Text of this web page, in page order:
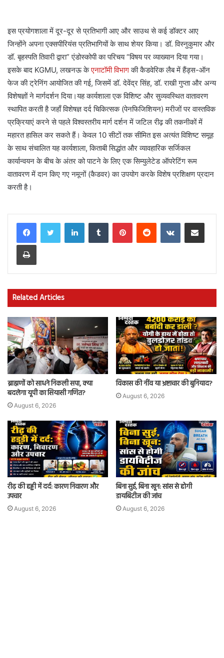
इस प्रयोगशाला में दूर-दूर से प्रतिभागी आए और साउथ से कई डॉक्टर आए
जिन्होंने अपना एक्सपीरियंस प्रतिभागियों के साथ शेयर किया। डॉ. विस्नुकुमार और
डॉ. बृहस्पति तिवारी द्वारा” एंडोस्कोपी का परिचय “विषय पर व्याख्यान दिया गया।
इसके बाद KGMU, लखनऊ केएनाटॉमी विभागकी कैडवेरिक लैब में हैंड्स-ऑन
फेज की ट्रेनिंग आयोजित की गई, जिसमें डॉ. देवेंद्र सिंह, डॉ. राखी गुप्ता और अन्य
विशेषज्ञों ने मार्गदर्शन दिया।यह कार्यशाला एक विशिष्ट और सुव्यवस्थित वातावरण
स्थापित करती है जहाँ विशेषज्ञ दर्द चिकित्सक (पेनफिजिशियन) मरीजों पर वास्तविक
प्रक्रियाएं करने से पहले विश्वस्तरीय मार्ग दर्शन में जटिल रीढ़ की तकनीकों में
महारत हासिल कर सकते हैं। केवल 10 सीटों तक सीमित इस अत्यंत विशिष्ट समूह
के साथ संचालित यह कार्यशाला, किताबी सिद्धांत और व्यावहारिक सर्जिकल
कार्यान्वयन के बीच के अंतर को पाटने के लिए एक सिम्युलेटेड ऑपरेटिंग रूम
वातावरण में दान किए गए नमूनों (कैडवर) का उपयोग करके विशेष प्रशिक्षण प्रदान
करती है।
LinkedInTumblr PinterestReddit VKontakteShare via Email
Print
Related Articles
ब्राह्मणों को साधने निकली सपा, क्या
बदलेगा यूपी का सियासी गणित?
August 6, 2026
विकास की नींव या भ्रष्टाचार की बुनियाद?
August 6, 2026
रीढ़ की हड्डी में दर्द: कारण निवारण और
उपचार
August 6, 2026
बिना सुई, बिना खून: सांस से होगी
डायबिटीज की जांच
August 6, 2026